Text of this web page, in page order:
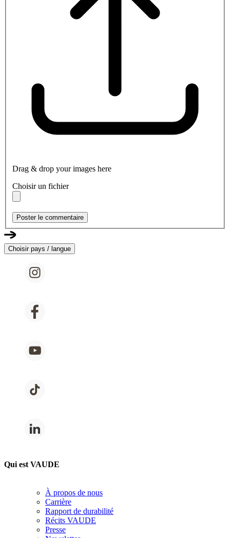
Drag & drop your images here
Choisir un fichier
Poster le commentaire
Choisir pays / langue
Qui est VAUDE
À propos de nous
Carrière
Rapport de durabilité
Récits VAUDE
Presse